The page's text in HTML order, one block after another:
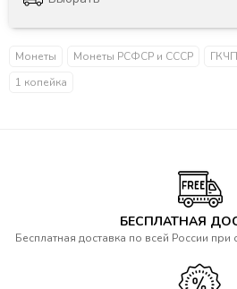
Монеты Монеты РСФСР и СССР
1 копейка
БЕСПЛАТНАЯ
Бесплатная доставка по всей России при